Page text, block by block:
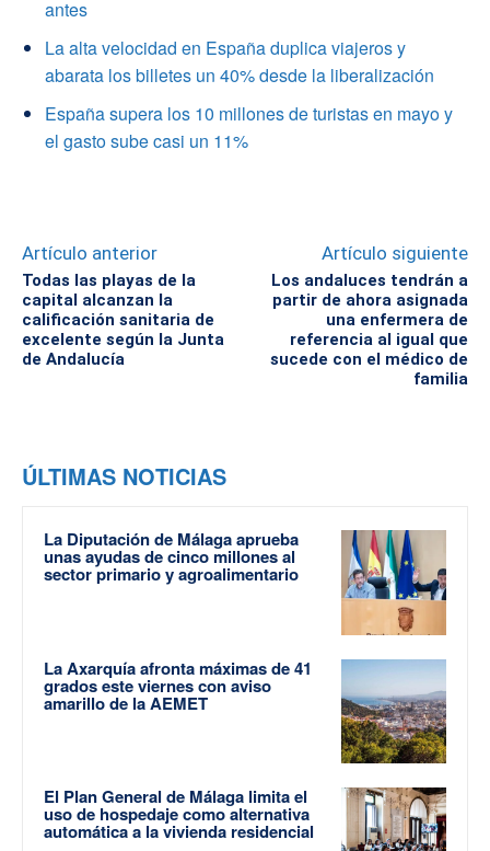
antes
La alta velocidad en España duplica viajeros y
abarata los billetes un 40% desde la liberalización
España supera los 10 millones de turistas en mayo y
el gasto sube casi un 11%
Artículo anterior
Todas las playas de la
capital alcanzan la
calificación sanitaria de
excelente según la Junta
de Andalucía
Artículo siguiente
Los andaluces tendrán a
partir de ahora asignada
una enfermera de
referencia al igual que
sucede con el médico de
familia
ÚLTIMAS NOTICIAS
La Diputación de Málaga aprueba
unas ayudas de cinco millones al
sector primario y agroalimentario
La Axarquía afronta máximas de 41
grados este viernes con aviso
amarillo de la AEMET
El Plan General de Málaga limita el
uso de hospedaje como alternativa
automática a la vivienda residencial